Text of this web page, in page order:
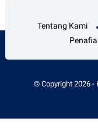
Tentang Kami
© Copyright 2026-